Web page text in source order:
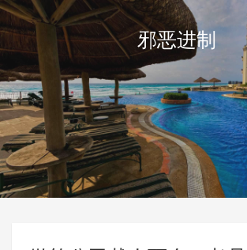
邪恶进制